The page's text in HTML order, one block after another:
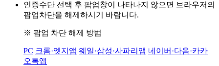
인증수단 선택 후 팝업창이 나타나지 않으면 브라우저의
팝업차단을 해제하시기 바랍니다.
※ 팝업 차단 해제 방법
PC 크롬·엣지앱 웨일·삼성·사파리앱 네이버·다음·카카
오톡앱